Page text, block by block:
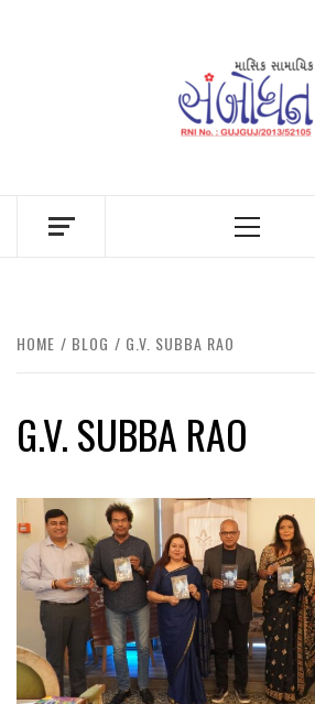
Primary
HOME BLOG G.V. SUBBA RAO
G.V. SUBBA RAO